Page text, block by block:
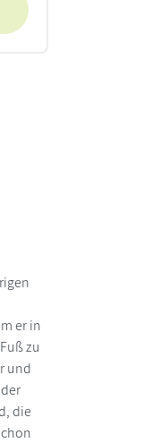
er in
zu
und
die